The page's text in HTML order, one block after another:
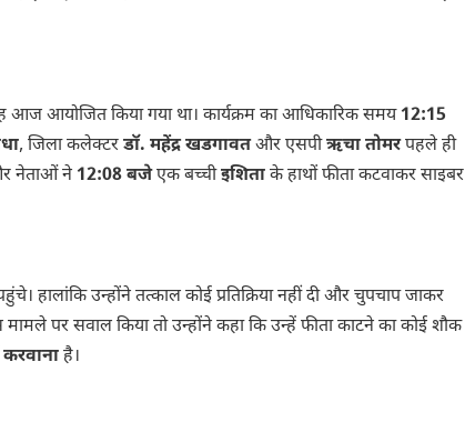
आज आयोजित किया गया था। कार्यक्रम का आधिकारिक समय12:15
, जिला कलेक्टरडॉ. महेंद्र खडगावतऔर एसपीऋचा तोमरपहले ही
नेताओं ने 12:08 बजेएक बच्चीइशिताके हाथों फीता कटवाकर साइबर
हालांकि उन्होंने तत्काल कोई प्रतिक्रिया नहीं दी और चुपचाप जाकर
पर सवाल किया तो उन्होंने कहा कि उन्हें फीता काटने का कोई शौक
है।